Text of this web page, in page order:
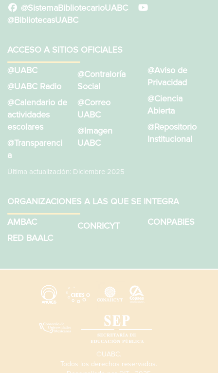
@SistemaBibliotecarioUABC
@BibliotecasUABC
ACCESO A SITIOS OFICIALES
@UABC
@UABC Radio
@Calendario de
actividades
escolares
@Transparenci
a
@Contraloría
Social
@Correo
UABC
@Imagen
UABC
@Aviso de
Privacidad
@Ciencia
Abierta
@Repositorio
Institucional
Última actualización: Diciembre 2025
ORGANIZACIONES A LAS QUE SE INTEGRA
AMBAC
RED BAALC
CONRICYT CONPABIES
©UABC.
Todos los derechos reservados.